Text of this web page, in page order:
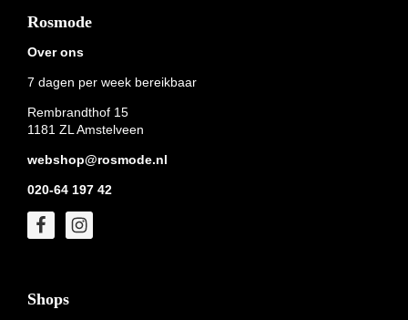
Footer
Rosmode
Over ons
7 dagen per week bereikbaar
Rembrandthof 15
1181 ZL Amstelveen
webshop@rosmode.nl
020-64 197 42
Shops